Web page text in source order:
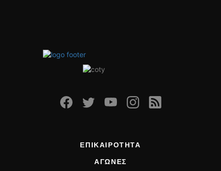
ΕΠΙΚΑΙΡΟΤΗΤΑ
ΑΓΩΝΕΣ